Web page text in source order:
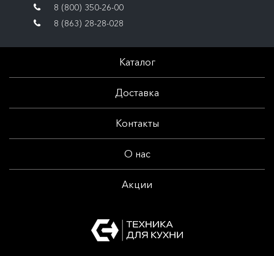
8 (800) 350-26-00
8 (863) 28-28-028
Каталог
Доставка
Контакты
О нас
Акции